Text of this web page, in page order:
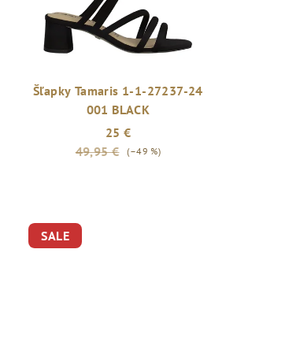
Šľapky Tamaris 1-1-27237-24
001 BLACK
25 €
49,95 €
(–49 %)
SALE